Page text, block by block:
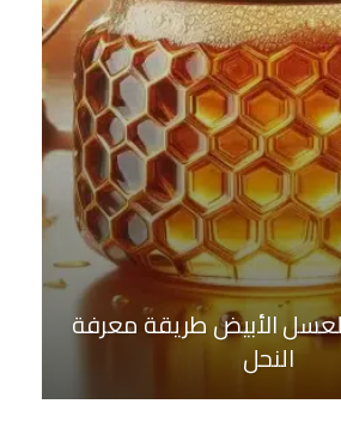
الأبيض طريقة معرفة
النحل